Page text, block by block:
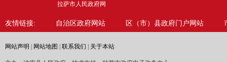
拉萨市人民政府网
友情链接: 自治区政府网站 区（市）县政府门户网站
网站声明 网站地图 联系我们 关于本站